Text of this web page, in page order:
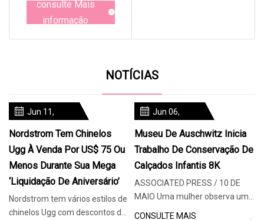
consulte Mais
informação
NOTÍCIAS
Jun 11,
Nordstrom Tem Chinelos
Ugg À Venda Por US$ 75 Ou
Menos Durante Sua Mega
‘Liquidação De Aniversário’
Nordstrom tem vários estilos de
chinelos Ugg com descontos de
Jun 06,
Museu De Auschwitz Inicia
Trabalho De Conservação De
Calçados Infantis 8K
ASSOCIATED PRESS / 10 DE
MAIO Uma mulher observa uma
CONSULTE MAIS